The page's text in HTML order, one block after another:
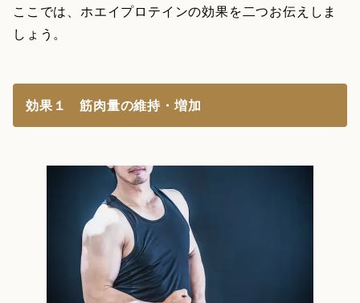
ここでは、ホエイプロテインの効果を二つお伝えしま
しょう。
効果１ 筋肉量の維持・増加